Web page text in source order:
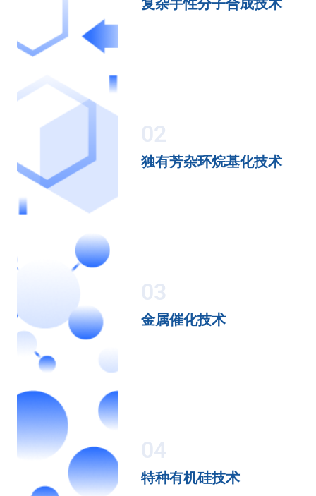
复杂手性分子合成技术
02
独有芳杂环烷基化技术
03
金属催化技术
04
特种有机硅技术